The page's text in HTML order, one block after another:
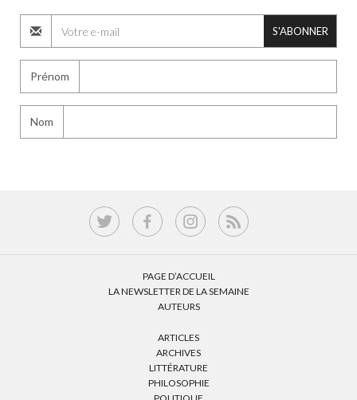
S'ABONNER
Prénom
Nom
PAGE D’ACCUEIL
LA NEWSLETTER DE LA SEMAINE
AUTEURS
ARTICLES
ARCHIVES
LITTÉRATURE
PHILOSOPHIE